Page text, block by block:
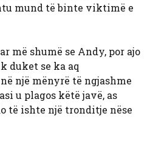
mund të binte viktimë e
më shumë se Andy, por ajo
duket se ka aq
një mënyrë të ngjashme
u plagos këtë javë, as
të ishte një tronditje nëse